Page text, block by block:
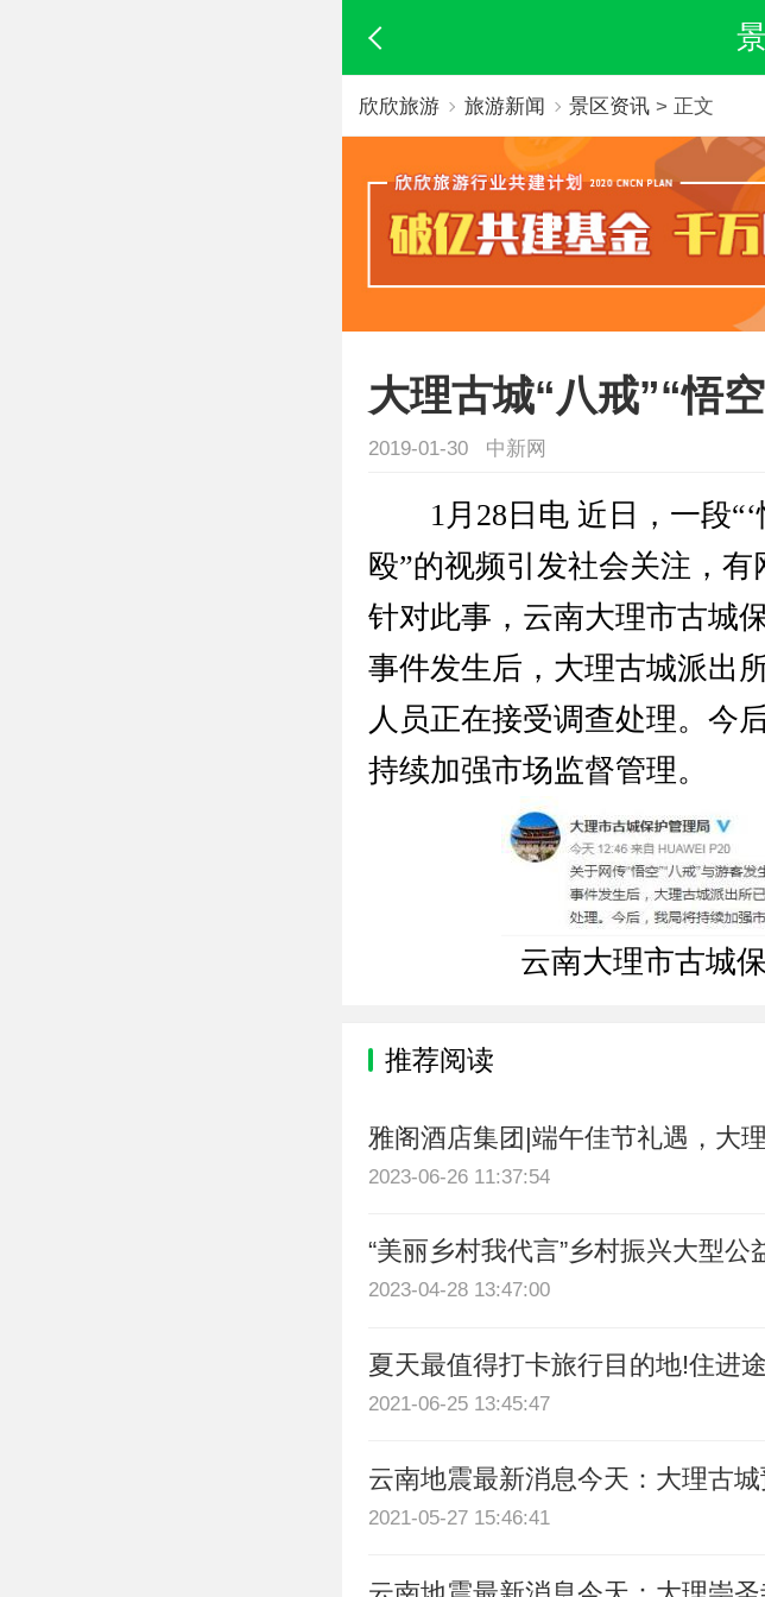
欣欣旅游 旅游新闻 景区资讯 > 正文
大理古城“八戒”“悟
2019-01-30 中新网
1月28日电 近日，一段“‘
殴”的视频引发社会关注，有
针对此事，云南大理市古城
事件发生后，大理古城派出
人员正在接受调查处理。今
持续加强市场监督管理。
云南大理市古城
推荐阅读
雅阁酒店集团|端午佳节礼遇，大
2023-06-26 11:37:54
“美丽乡村我代言”乡村振兴大型
2023-04-28 13:47:00
夏天最值得打卡旅行目的地!住进
2021-06-25 13:45:47
云南地震最新消息今天：大理古
2021-05-27 15:46:41